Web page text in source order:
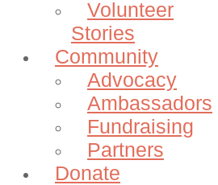
Volunteer
Stories
Community
Advocacy
Ambassadors
Fundraising
Partners
Donate